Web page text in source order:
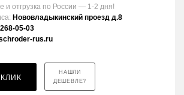
и отгрузка по России — 1-2 дня!
Нововладыкинский проезд д.8
05-03
rus.ru
НАШЛИ
ДЕШЕВЛЕ?